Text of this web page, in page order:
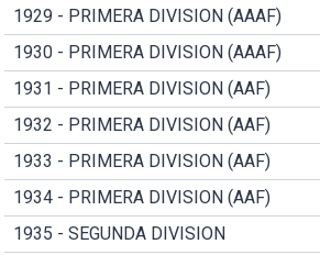
1929 - PRIMERA DIVISION (AAAF)
1930 - PRIMERA DIVISION (AAAF)
1931 - PRIMERA DIVISION (AAF)
1932 - PRIMERA DIVISION (AAF)
1933 - PRIMERA DIVISION (AAF)
1934 - PRIMERA DIVISION (AAF)
1935 - SEGUNDA DIVISION